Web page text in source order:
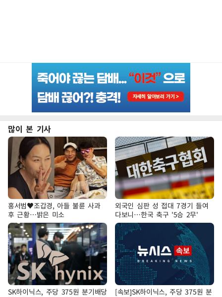
많이 본 기사
홍서범♥조갑경, 아들 불륜 사과
후 근황…밝은 미소
외국인 심판 성 접대 7경기 들여
다보니…한국 축구 '5승 2무'
SK하이닉스, 주당 375원 분기배당
[속보]SK하이닉스, 주당 375원 분